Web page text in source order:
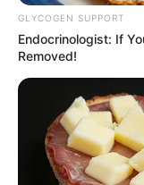
Περισσότερα
Εύβοια: Θλίψη
έφυγε από την
ΣΟΚ: Γυναίκα
Χαλκίδας
GLYCOGEN SUPPORT
Endocrinologist: If
Removed!